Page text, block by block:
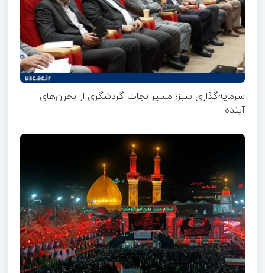
سرمایه‌گذاری سبز؛ مسیر نجات گردشگری از بحران‌های
آینده